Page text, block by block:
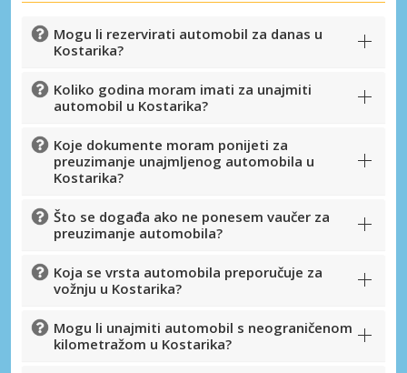
Posebni popusti
dobavljača
Prijava putem eLinka
Mogu li rezervirati automobil za danas u
Kostarika?
Koliko godina moram imati za unajmiti
automobil u Kostarika?
Koje dokumente moram ponijeti za
preuzimanje unajmljenog automobila u
Kostarika?
Što se događa ako ne ponesem vaučer za
preuzimanje automobila?
Koja se vrsta automobila preporučuje za
vožnju u Kostarika?
Mogu li unajmiti automobil s neograničenom
kilometražom u Kostarika?